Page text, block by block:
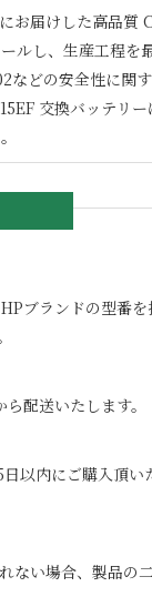
お届けした高品質
ルし、生産工程を
などの安全性に関
交換バッテリ
ブランドの型番
配送いたします。
以内にご購入頂
ない場合、製品の